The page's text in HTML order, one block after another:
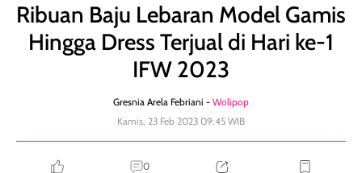
Ribuan Baju Lebaran Model Gamis
Hingga Dress Terjual di Hari ke-1
IFW 2023
Gresnia Arela Febriani - Wolipop
Kamis, 23 Feb 2023 09:45 WIB
0